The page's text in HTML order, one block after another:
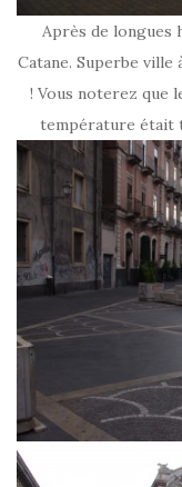
Après de longues
Catane. Superbe
! Vous noterez que
température était